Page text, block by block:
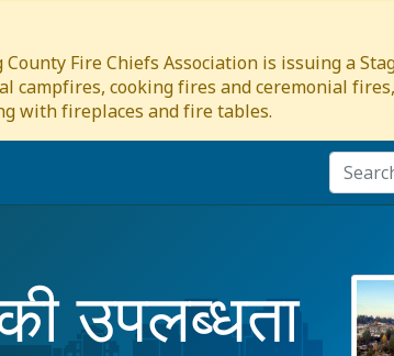
Fire Chiefs Association is issuing a
cooking fires and ceremonial
with fireplaces and fire tables.
उपलब्धता